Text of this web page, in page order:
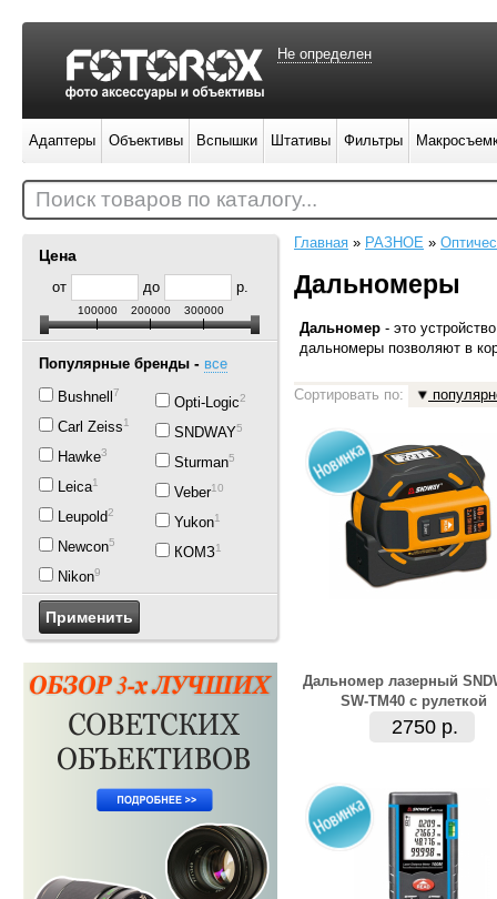
Цена
от до р.
100000 200000 300000
Популярные бренды - все
Bushnell7
Carl Zeiss1
Hawke3
Leica1
Leupold2
Newcon5
Nikon9
Opti-Logic2
SNDWAY5
Sturman5
Veber10
Yukon1
КОМЗ1
Главная » РАЗНОЕ »
Дальномеры
Дальномер - это
дальномеры позволяют в
Сортировать по:
Дальномер лазерный
SW-TM40 с рулеткой
2750 р.
Не определен
Адаптеры Объективы Вспышки Штативы Фильтры
Поиск товаров по каталогу...